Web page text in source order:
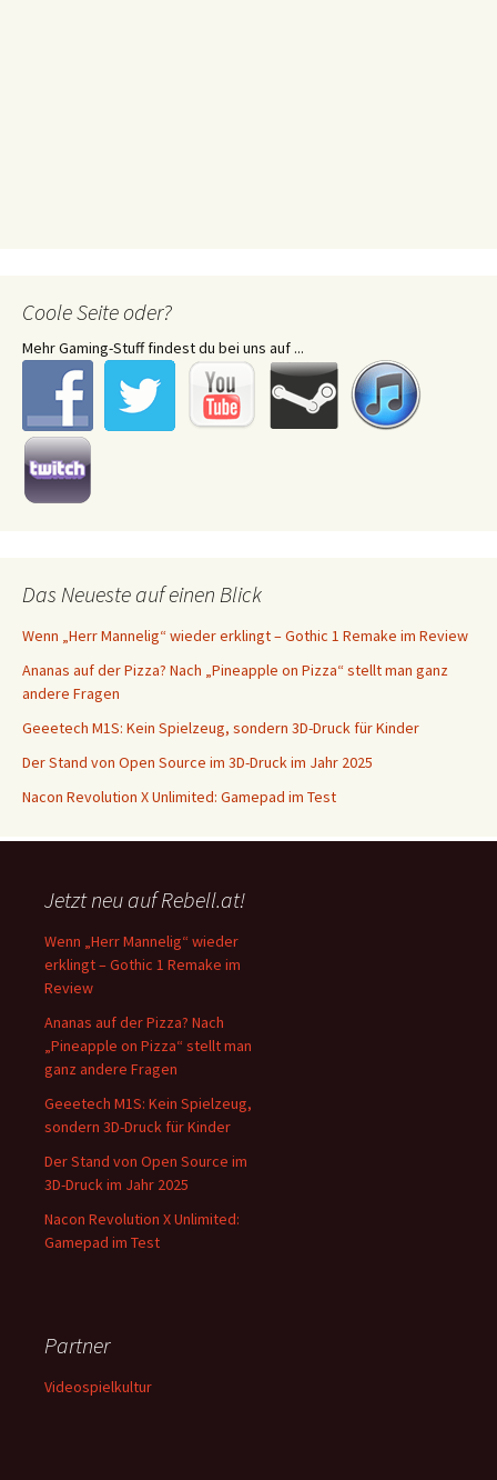
Coole Seite oder?
Mehr Gaming-Stuff findest du bei uns auf ...
Das Neueste auf einen Blick
Wenn „Herr Mannelig“ wieder erklingt – Gothic 1 Remake im Review
Ananas auf der Pizza? Nach „Pineapple on Pizza“ stellt man ganz
andere Fragen
Geeetech M1S: Kein Spielzeug, sondern 3D-Druck für Kinder
Der Stand von Open Source im 3D-Druck im Jahr 2025
Nacon Revolution X Unlimited: Gamepad im Test
Jetzt neu auf Rebell.at!
Wenn „Herr Mannelig“ wieder
erklingt – Gothic 1 Remake im
Review
Ananas auf der Pizza? Nach
„Pineapple on Pizza“ stellt man
ganz andere Fragen
Geeetech M1S: Kein Spielzeug,
sondern 3D-Druck für Kinder
Der Stand von Open Source im
3D-Druck im Jahr 2025
Nacon Revolution X Unlimited:
Gamepad im Test
Partner
Videospielkultur